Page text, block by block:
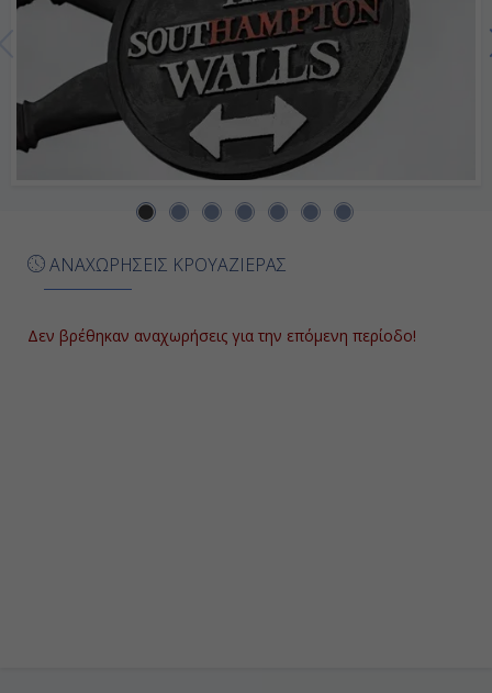
Ημέρα 7η
Σάντα Κρουζ-Τενερίφη (Κανάρια
Νησιά), Ισπανία
Ολόκληρη
Ολόκληρη
ΑΝΑΧΩΡΗΣΕΙΣ ΚΡΟΥΑΖΙΕΡΑΣ
Δεν βρέθηκαν αναχωρήσεις για την επόμενη περίοδο!